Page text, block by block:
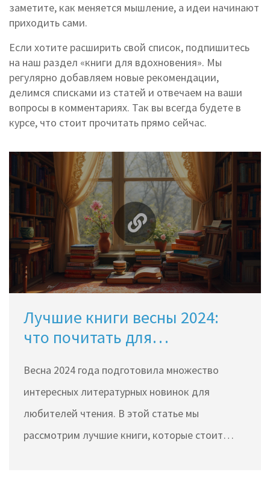
заметите, как меняется мышление, а идеи начинают
приходить сами.
Если хотите расширить свой список, подпишитесь
на наш раздел «книги для вдохновения». Мы
регулярно добавляем новые рекомендации,
делимся списками из статей и отвечаем на ваши
вопросы в комментариях. Так вы всегда будете в
курсе, что стоит прочитать прямо сейчас.
Лучшие книги весны 2024:
что почитать для
Весна 2024 года подготовила множество
интересных литературных новинок для
любителей чтения. В этой статье мы
рассмотрим лучшие книги, которые стоит